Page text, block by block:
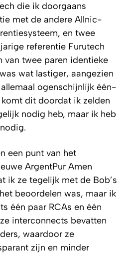
die ik doorgaans
met de andere Allnic-
en twee
referentie Furutech
van twee paren identieke
wat lastiger, aangezien
ogenschijnlijk één-
dit doordat ik zelden
nodig heb, maar ik heb
een punt van het
ArgentPur Amen
ik ze tegelijk met de Bob’s
beoordelen was, maar ik
één paar RCAs en één
interconnects bevatten
waardoor ze
zijn en minder